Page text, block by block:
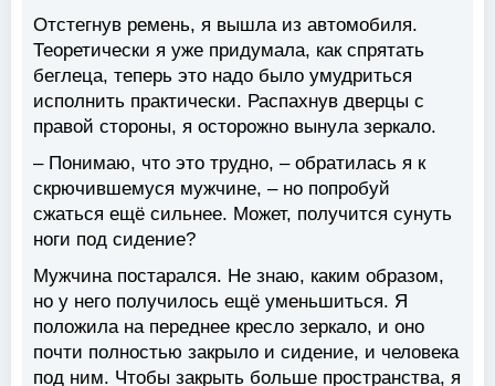
Отстегнув ремень, я вышла из автомобиля.
Теоретически я уже придумала, как спрятать
беглеца, теперь это надо было умудриться
исполнить практически. Распахнув дверцы с
правой стороны, я осторожно вынула зеркало.
– Понимаю, что это трудно, – обратилась я к
скрючившемуся мужчине, – но попробуй
сжаться ещё сильнее. Может, получится сунуть
ноги под сидение?
Мужчина постарался. Не знаю, каким образом,
но у него получилось ещё уменьшиться. Я
положила на переднее кресло зеркало, и оно
почти полностью закрыло и сидение, и человека
под ним. Чтобы закрыть больше пространства, я